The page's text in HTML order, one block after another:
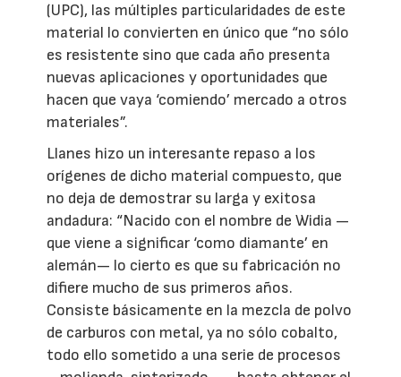
(UPC), las múltiples particularidades de este
material lo convierten en único que “no sólo
es resistente sino que cada año presenta
nuevas aplicaciones y oportunidades que
hacen que vaya ‘comiendo’ mercado a otros
materiales”.
Llanes hizo un interesante repaso a los
orígenes de dicho material compuesto, que
no deja de demostrar su larga y exitosa
andadura: “Nacido con el nombre de Widia —
que viene a significar ‘como diamante’ en
alemán— lo cierto es que su fabricación no
difiere mucho de sus primeros años.
Consiste básicamente en la mezcla de polvo
de carburos con metal, ya no sólo cobalto,
todo ello sometido a una serie de procesos